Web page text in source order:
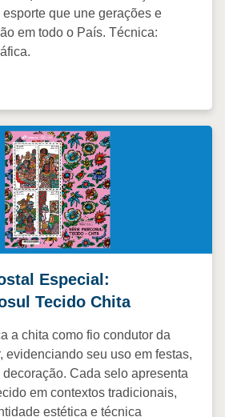
que une gerações e
em todo o País. Técnica:
Especial:
Tecido Chita
a chita como fio condutor da
evidenciando seu uso em festas,
decoração. Cada selo apresenta
em contextos tradicionais,
estética e técnica